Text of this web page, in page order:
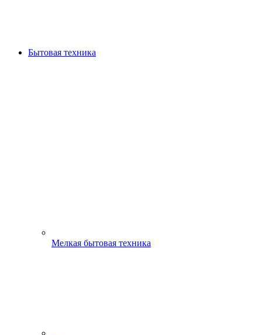
Бытовая техника
Мелкая бытовая техника